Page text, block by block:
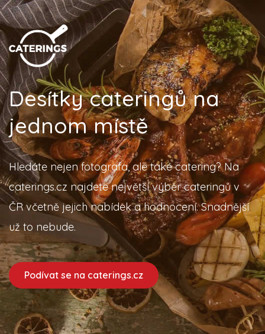
Desítky cateringů na
jednom místě
Hledáte nejen fotografa, ale také catering? Na
caterings.cz najdete největší výběr cateringů v
ČR včetně jejich nabídek a hodnocení. Snadnější
už to nebude.
Podívat se na caterings.cz